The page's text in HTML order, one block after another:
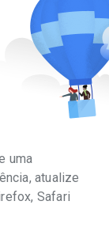
uma
atualize
Safari